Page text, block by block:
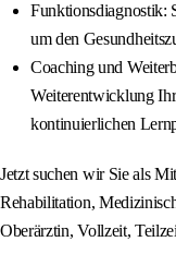
Funktionsdiagnostik:
um den
Coaching und
Weiterentwicklung
kontinuierlichen
Jetzt suchen wir Sie als
Rehabilitation,
Oberärztin, Vollzeit,